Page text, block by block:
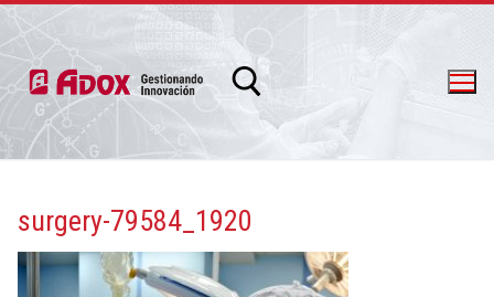
info@adox.com.ar whatsapp: 54 9 11 6230 2470
surgery-79584_1920